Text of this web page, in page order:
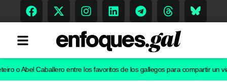
Abel Caballero entre los favoritos de los gallegos para compartir un viaje